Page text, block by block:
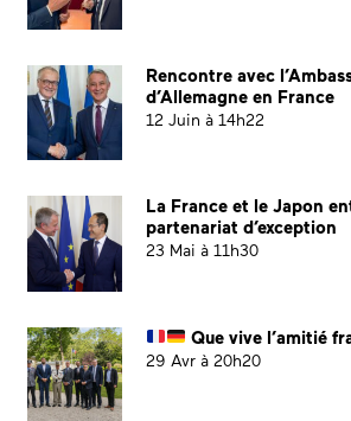
Rencontre avec
d’Allemagne en France
12 Juin à 14h22
La France et le Japon
partenariat d’exception
23 Mai à 11h30
Que vive l’amitié
29 Avr à 20h20